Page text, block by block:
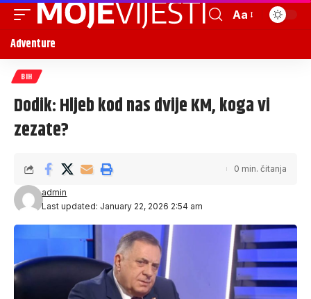
Aa
Adventure
BIH
Dodik: Hljeb kod nas dvije KM, koga vi
zezate?
Last updated: January 22, 2026 2:54 am
admin
0 min. čitanja